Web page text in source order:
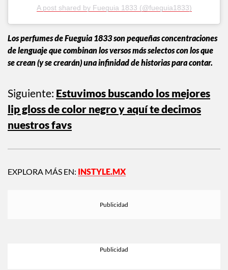
A post shared by Fueguia 1833 (@fueguia1833)
Los perfumes de Fueguia 1833 son pequeñas concentraciones
de lenguaje que combinan los versos más selectos con los que
se crean (y se crearán) una infinidad de historias para contar.
Siguiente: Estuvimos buscando los mejores
lip gloss de color negro y aquí te decimos
nuestros favs
EXPLORA MÁS EN: INSTYLE.MX